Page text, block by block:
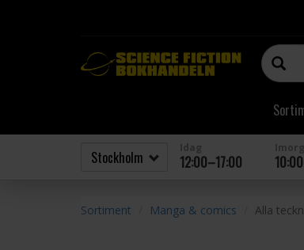
12:00–17:00
Sortiment Manga & comics Alla